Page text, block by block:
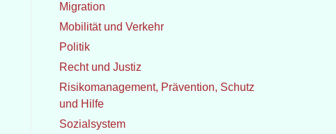
Migration
Mobilität und Verkehr
Politik
Recht und Justiz
Risikomanagement, Prävention, Schutz
und Hilfe
Sozialsystem